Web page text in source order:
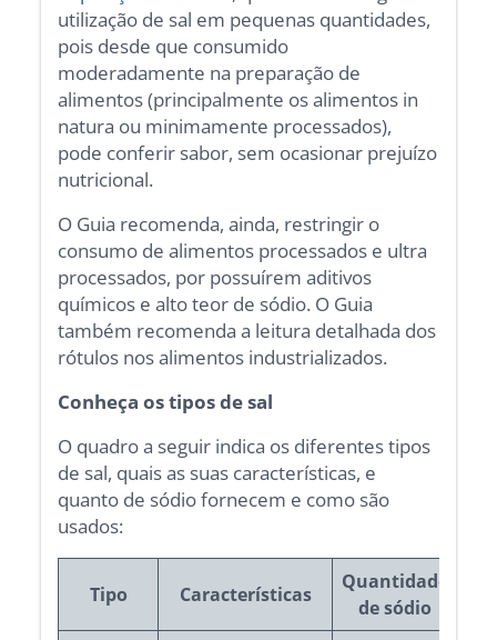
utilização de sal em pequenas quantidades,
pois desde que consumido
moderadamente na preparação de
alimentos (principalmente os alimentos in
natura ou minimamente processados),
pode conferir sabor, sem ocasionar prejuízo
nutricional.
O Guia recomenda, ainda, restringir o
consumo de alimentos processados e ultra
processados, por possuírem aditivos
químicos e alto teor de sódio. O Guia
também recomenda a leitura detalhada dos
rótulos nos alimentos industrializados.
Conheça os tipos de sal
O quadro a seguir indica os diferentes tipos
de sal, quais as suas características, e
quanto de sódio fornecem e como são
usados:
Tipo Características
Quantidade
de sódio